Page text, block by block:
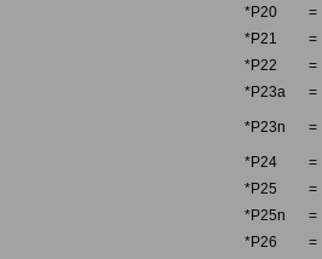
*P20
=
*P21
=
*P22
=
*P23a
=
*P23n =
*P24
=
*P25
=
*P25n
=
*P26
=